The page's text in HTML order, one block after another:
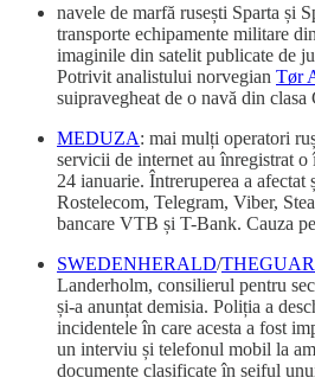
navele de marfă rusești Sparta și
transporte echipamente militare
imaginile din satelit publicate de
Potrivit analistului norvegian Tør
suipravegheat de o navă din clasa
MEDUZA: mai mulți operatori
servicii de internet au înregistrat
24 ianuarie. Întreruperea a afectat
Rostelecom, Telegram, Viber,
bancare VTB și T-Bank. Cauza
SWEDENHERALD/
Landerholm, consilierul pentru
și-a anunțat demisia. Poliția a
incidentele în care acesta a fost
un interviu și telefonul mobil la
documente clasificate în seiful